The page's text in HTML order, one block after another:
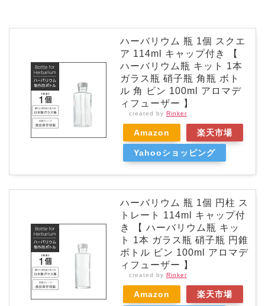
ハーバリウム 瓶 1個 スクエ
ア 114ml キャップ付き 【
ハーバリウム瓶 キット 1本
ガラス瓶 硝子瓶 角瓶 ボト
ル 角 ビン 100ml アロマデ
ィフューザー 】
created by Rinker
Amazon 楽天市場
Yahooショッピング
ハーバリウム 瓶 1個 円柱 ス
トレート 114ml キャップ付
き 【 ハーバリウム瓶 キッ
ト 1本 ガラス瓶 硝子瓶 円錐
ボトル ビン 100ml アロマデ
ィフューザー 】
created by Rinker
Amazon 楽天市場